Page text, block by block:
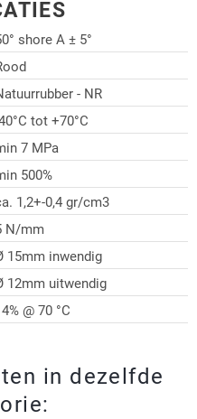
shore A ± 5°
- NR
tot +70°C
7 MPa
500%
1,2+-0,4 gr/cm3
N/mm
15mm inwendig
12mm uitwendig
@ 70 °C
in dezelfde